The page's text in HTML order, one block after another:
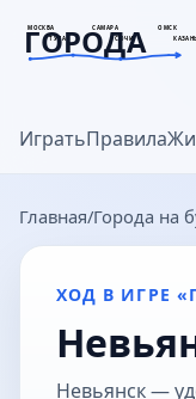
МОСКВА САМАРА
ОМСК
ТУЛА
СОЧИ КАЗАНЬ
ГОРОДА
goroda-na.ru
ИгратьПравила
Главная Города на
ХОД В ИГРЕ
Невьянск —